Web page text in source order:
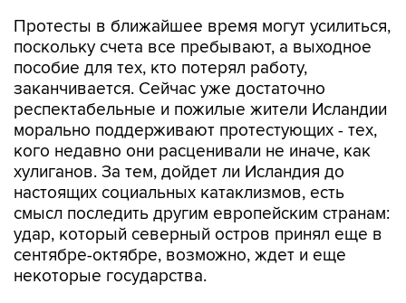
Протесты в ближайшее время могут усилиться,
поскольку счета все пребывают, а выходное
пособие для тех, кто потерял работу,
заканчивается. Сейчас уже достаточно
респектабельные и пожилые жители Исландии
морально поддерживают протестующих - тех,
кого недавно они расценивали не иначе, как
хулиганов. За тем, дойдет ли Исландия до
настоящих социальных катаклизмов, есть
смысл последить другим европейским странам:
удар, который северный остров принял еще в
сентябре-октябре, возможно, ждет и еще
некоторые государства.